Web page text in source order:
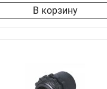
В корзину